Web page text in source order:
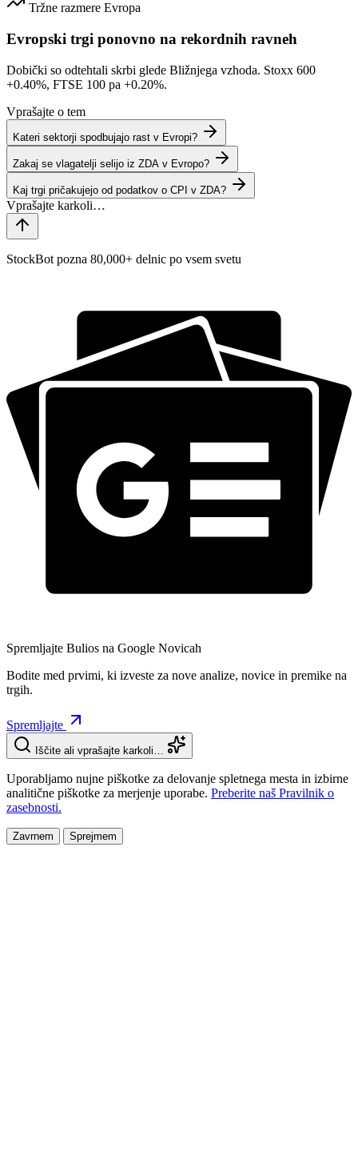
Tržne razmere Evropa
Evropski trgi ponovno na rekordnih ravneh
Dobički so odtehtali skrbi glede Bližnjega vzhoda. Stoxx 600
+0.40%, FTSE 100 pa +0.20%.
Vprašajte o tem
Kateri sektorji spodbujajo rast v Evropi?
Zakaj se vlagatelji selijo iz ZDA v Evropo?
Kaj trgi pričakujejo od podatkov o CPI v ZDA?
StockBot pozna 80,000+ delnic po vsem svetu
Spremljajte Bulios na Google Novicah
Bodite med prvimi, ki izveste za nove analize, novice in premike na
trgih.
Spremljajte
Iščite ali vprašajte karkoli…
Uporabljamo nujne piškotke za delovanje spletnega mesta in izbirne
analitične piškotke za merjenje uporabe. Preberite naš Pravilnik o
zasebnosti.
Zavrnem Sprejmem